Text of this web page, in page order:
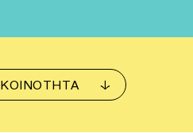
ΚΟΙΝΟΤΗΤΑ